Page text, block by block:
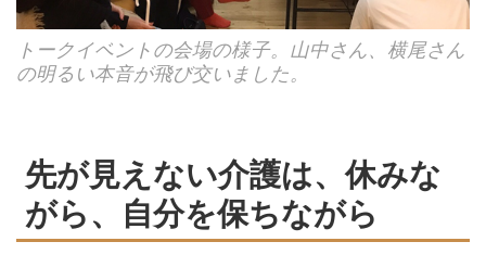
トークイベントの会場の様子。山中さん、横尾さん
の明るい本音が飛び交いました。
先が見えない介護は、休みな
がら、自分を保ちながら